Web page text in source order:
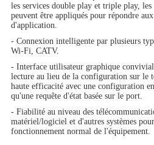
les services double play et triple play,
peuvent être appliqués pour répondre
d'application.
- Connexion intelligente par plusieurs
Wi-Fi, CATV.
- Interface utilisateur graphique
lecture au lieu de la configuration sur le
haute efficacité avec une configuration
qu'une requête d'état basée sur le port.
- Fiabilité au niveau des
matériel/logiciel et d'autres systèmes
fonctionnement normal de l'équipement.